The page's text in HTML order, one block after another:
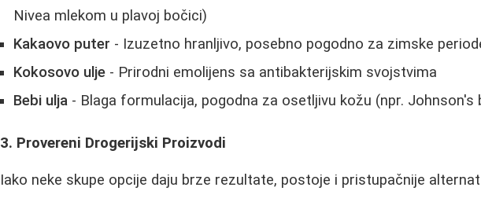
Nivea mlekom u plavoj bočici)
Kakaovo puter - Izuzetno hranljivo, posebno pogodno za zimske
Kokosovo ulje - Prirodni emolijens sa antibakterijskim svojstvima
Bebi ulja - Blaga formulacija, pogodna za osetljivu kožu (npr. Johnson's
3. Provereni Drogerijski Proizvodi
Iako neke skupe opcije daju brze rezultate, postoje i pristupačnije